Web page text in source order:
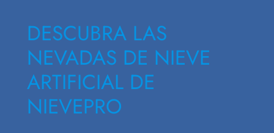
DESCUBRA LAS
NEVADAS DE NIEVE
ARTIFICIAL DE
NIEVEPRO